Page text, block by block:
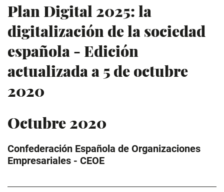
Plan Digital 2025: la
digitalización de la sociedad
española - Edición
actualizada a 5 de octubre
2020
Octubre 2020
Confederación Española de Organizaciones
Empresariales - CEOE